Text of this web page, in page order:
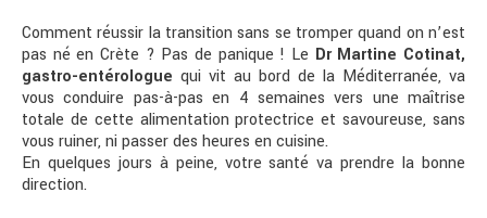
Comment réussir la transition sans se tromper quand on n’est
pas né en Crète ? Pas de panique ! Le Dr Martine Cotinat,
gastro-entérologue qui vit au bord de la Méditerranée, va
vous conduire pas-à-pas en 4 semaines vers une maîtrise
totale de cette alimentation protectrice et savoureuse, sans
vous ruiner, ni passer des heures en cuisine.
En quelques jours à peine, votre santé va prendre la bonne
direction.